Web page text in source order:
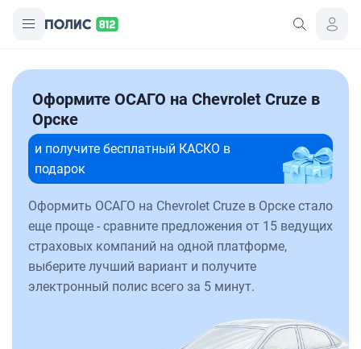
Оформите ОСАГО на Chevrolet Cruze в
Орске
и получите бесплатный КАСКО в
подарок
Оформить ОСАГО на Chevrolet Cruze в Орске стало
еще проще - сравните предложения от 15 ведущих
страховых компаний на одной платформе,
выберите лучший вариант и получите
электронный полис всего за 5 минут.